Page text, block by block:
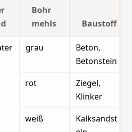
Bohr
mehls
Baustoff
grau
Beton,
Betonstein
rot
Ziegel,
Klinker
weiß
Kalksandst